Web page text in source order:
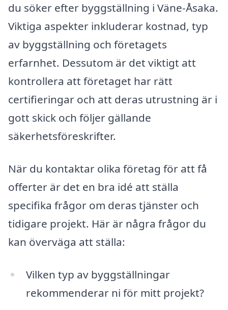
du söker efter byggställning i Väne-Åsaka.
Viktiga aspekter inkluderar kostnad, typ
av byggställning och företagets
erfarnhet. Dessutom är det viktigt att
kontrollera att företaget har rätt
certifieringar och att deras utrustning är i
gott skick och följer gällande
säkerhetsföreskrifter.
När du kontaktar olika företag för att få
offerter är det en bra idé att ställa
specifika frågor om deras tjänster och
tidigare projekt. Här är några frågor du
kan överväga att ställa:
Vilken typ av byggställningar
rekommenderar ni för mitt projekt?